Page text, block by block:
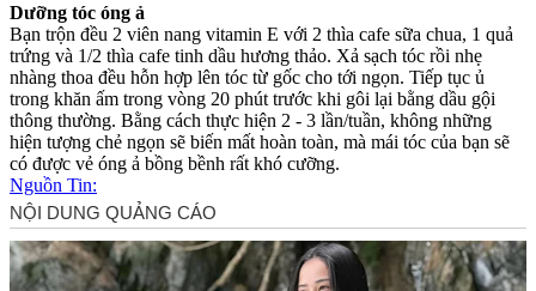
Dưỡng tóc óng ả
Bạn trộn đều 2 viên nang vitamin E với 2 thìa cafe sữa chua, 1 quả
trứng và 1/2 thìa cafe tinh dầu hương thảo. Xả sạch tóc rồi nhẹ
nhàng thoa đều hỗn hợp lên tóc từ gốc cho tới ngọn. Tiếp tục ủ
trong khăn ấm trong vòng 20 phút trước khi gôi lại bằng dầu gội
thông thường. Bằng cách thực hiện 2 - 3 lần/tuần, không những
hiện tượng chẻ ngọn sẽ biến mất hoàn toàn, mà mái tóc của bạn sẽ
có được vẻ óng ả bồng bềnh rất khó cưỡng.
Nguồn Tin: